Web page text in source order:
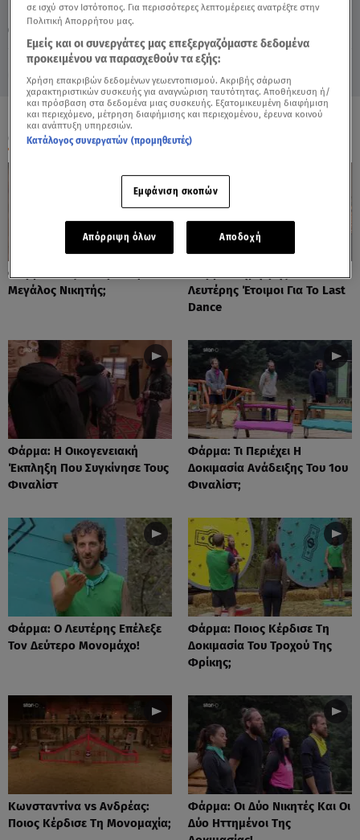
Παρασκευή 7 Αυγούστου 2026
10.10.23, 22:59 MEDIA
ΟΛΑ ΤΑ ΒΙΝΤΕΟ
Φάρμα: Πώς Θα Προκύψει Ο
Μεγάλος Νικητής;
Φάρμα: Δημήτρης Και
Λευτέρης Έτοιμοι Για Το Last
Dance
Φάρμα: Η Οικογενειακή
Έκπληξη Που Συγκίνησε Τους
Φιναλίστ
Φάρμα: Τι Περιέχει Η
Δοκιμασία Ανάδειξης Του 1ου
Φιναλίστ;
Φάρμα: Ο Λευτέρης Επέλεξε
Τον Δεύτερο Μονομάχο!
Φάρμα: Ποιος Κέρδισε Τη
Δοκιμασία Του Τροχού Της
Φρίκης;
Κωνσταντίνα vs Ανδρέας:
Ποιος Κέρδισε Τη Μονομαχία;
Φάρμα: Οι Δύο Νικητές Και Οι
Δύο Ηττημένοι Της
σε ισχύ στον Ιστότοπος. Για περισσότερες λεπτομέρειες ανατρέξτε στην
Πολιτική Απορρήτου μας.
Εμείς και οι συνεργάτες μας επεξεργαζόμαστε δεδομένα
προκειμένου να παρασχεθούν τα εξής:
Χρήση επακριβών δεδομένων γεωεντοπισμού. Ακριβής σάρωση
χαρακτηριστικών συσκευής για αναγνώριση ταυτότητας. Αποθήκευση ή/
και πρόσβαση στα δεδομένα μιας συσκευής. Εξατομικευμένη διαφήμιση
και περιεχόμενο, μέτρηση διαφήμισης και περιεχομένου, έρευνα κοινού
και ανάπτυξη υπηρεσιών.
Κατάλογος συνεργατών (προμηθευτές)
Εμφάνιση σκοπών
Απόρριψη όλων Αποδοχή